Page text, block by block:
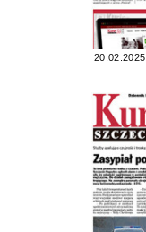
20.02.2025